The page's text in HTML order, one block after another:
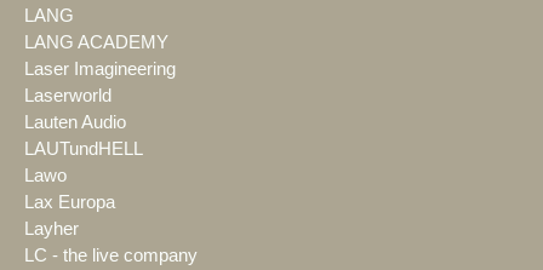
LANG
LANG ACADEMY
Laser Imagineering
Laserworld
Lauten Audio
LAUTundHELL
Lawo
Lax Europa
Layher
LC - the live company